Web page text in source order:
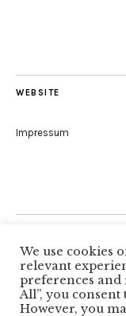
WEBSITE
Impressum
We use cookies
relevant
preferences and
All”, you
However, you